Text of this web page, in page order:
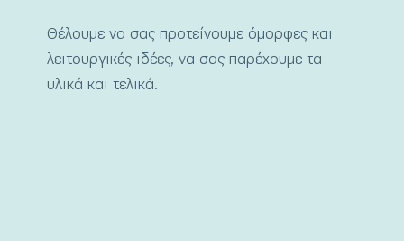
Θέλουμε να σας προτείνουμε όμορφες και
λειτουργικές ιδέες, να σας παρέχουμε τα
υλικά και τελικά.